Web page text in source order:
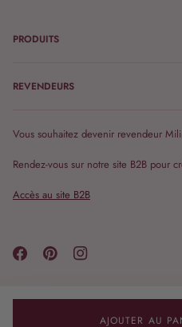
AJOUTER AU
PRODUITS
REVENDEURS
Vous souhaitez devenir revendeur
Rendez-vous sur notre site B2B pour
Accès au site B2B
Langue Monnaie
France (FR €)